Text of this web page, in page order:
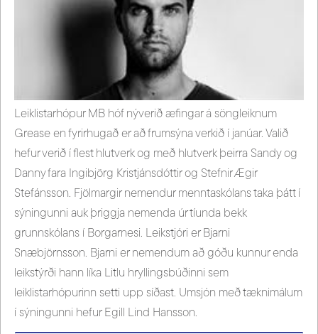
Leiklistarhópur MB hóf nýverið æfingar á söngleiknum
Grease en fyrirhugað er að frumsýna verkið í janúar. Valið
hefur verið í flest hlutverk og með hlutverk þeirra Sandy og
Danny fara Ingibjörg Kristjánsdóttir og Stefnir Ægir
Stefánsson. Fjölmargir nemendur menntaskólans taka þátt í
sýningunni auk þriggja nemenda úr tíunda bekk
grunnskólans í Borgarnesi. Leikstjóri er Bjarni
Snæbjörnsson. Bjarni er nemendum að góðu kunnur enda
leikstýrði hann líka Litlu hryllingsbúðinni sem
leiklistarhópurinn setti upp síðast. Umsjón með tæknimálum
í sýningunni hefur Egill Lind Hansson.